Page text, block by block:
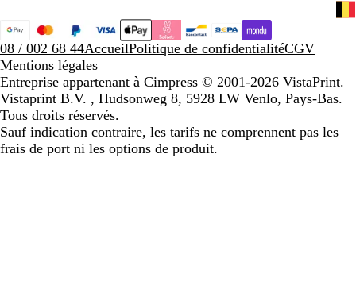
08 / 002 68 44AccueilPolitique de confidentialitéCGV
Mentions légales
Entreprise appartenant à Cimpress © 2001-2026 VistaPrint.
Vistaprint B.V. , Hudsonweg 8, 5928 LW Venlo, Pays-Bas.
Tous droits réservés.
Sauf indication contraire, les tarifs ne comprennent pas les
frais de port ni les options de produit.